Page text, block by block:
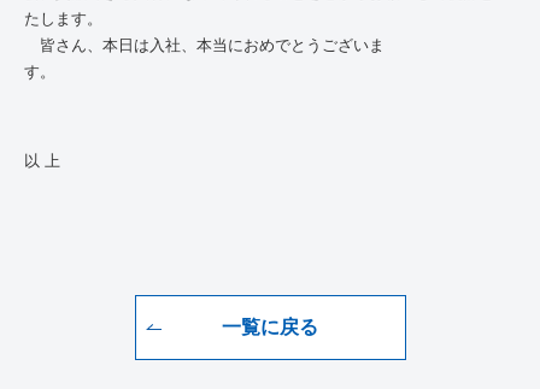
たします。
皆さん、本日は入社、本当におめでとうございま
以 上
一覧に戻る